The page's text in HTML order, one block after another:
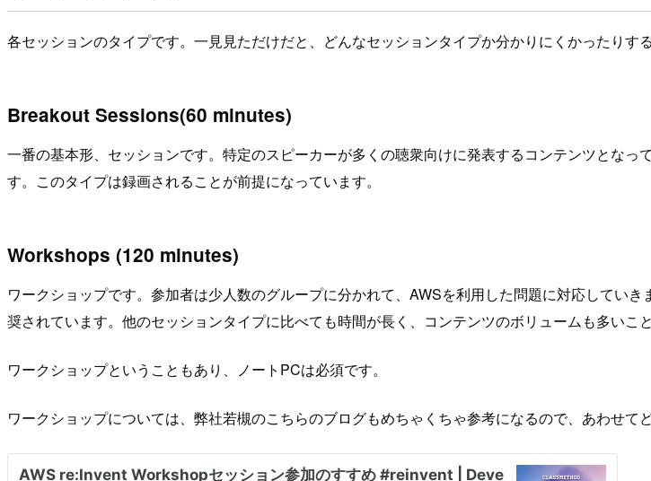
各セッションのタイプです。一見見ただけだと、どんなセッションタイプか分かりにくかったりす
Breakout Sessions(60 minutes)
一番の基本形、セッションです。特定のスピーカーが多くの聴衆向けに発表するコンテンツとな
す。このタイプは録画されることが前提になっています。
Workshops (120 minutes)
ワークショップです。参加者は少人数のグループに分かれて、AWSを利用した問題に対応してい
奨されています。他のセッションタイプに比べても時間が長く、コンテンツのボリュームも多いこと
ワークショップということもあり、ノートPCは必須です。
ワークショップについては、弊社若槻のこちらのブログもめちゃくちゃ参考になるので、あわせて